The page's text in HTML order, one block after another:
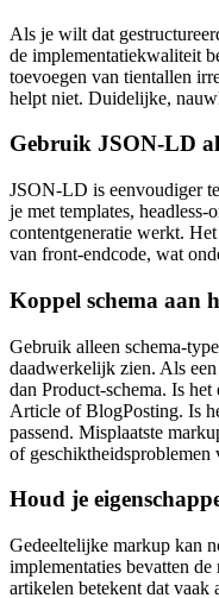
Als je wilt dat
de implementatiekwaliteit
toevoegen van tientallen
helpt niet. Duidelijke,
Gebruik JSON‑LD
JSON‑LD is eenvoudiger
je met templates,
contentgeneratie werkt.
van front‑endcode, wat
Koppel schema aan
Gebruik alleen
daadwerkelijk zien. Als
dan Product‑schema. Is
Article of BlogPosting. Is
passend. Misplaatste
of geschiktheidsproblemen
Houd je
Gedeeltelijke markup kan
implementaties bevatten
artikelen betekent dat vaak